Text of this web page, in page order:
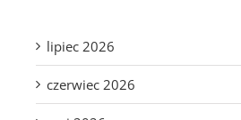
lipiec 2026
czerwiec 2026